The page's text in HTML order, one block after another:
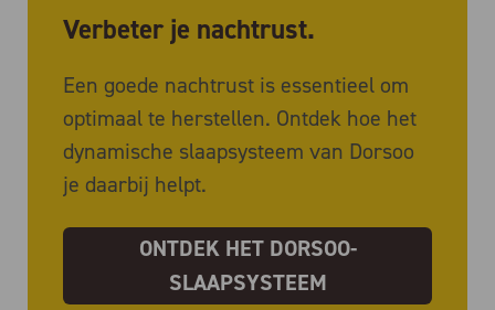
Verbeter je nachtrust.
Een goede nachtrust is essentieel om
optimaal te herstellen. Ontdek hoe het
dynamische slaapsysteem van Dorsoo
je daarbij helpt.
ONTDEK HET DORSOO-
SLAAPSYSTEEM